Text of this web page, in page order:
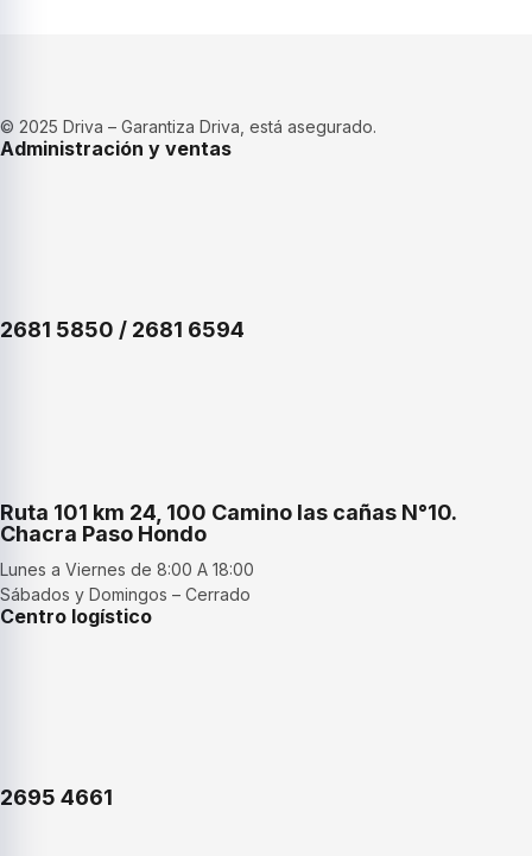
© 2025 Driva – Garantiza Driva, está asegurado.
Administración y ventas
2681 5850 / 2681 6594
Ruta 101 km 24, 100 Camino las cañas N°10.
Chacra Paso Hondo
Lunes a Viernes de 8:00 A 18:00
Sábados y Domingos – Cerrado
Centro logístico
2695 4661